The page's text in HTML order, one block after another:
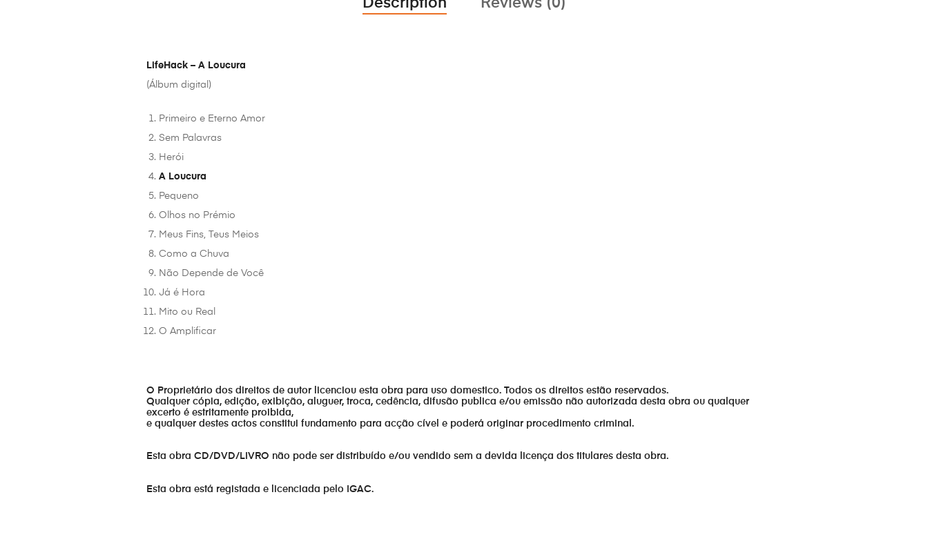
Description Reviews (0)
LifeHack – A Loucura
(Álbum digital)
Primeiro e Eterno Amor
Sem Palavras
Herói
A Loucura
Pequeno
Olhos no Prémio
Meus Fins, Teus Meios
Como a Chuva
Não Depende de Você
Já é Hora
Mito ou Real
O Amplificar
O Proprietário dos direitos de autor licenciou esta obra para uso domestico. Todos os direitos estão reservados.
Qualquer cópia, edição, exibição, aluguer, troca, cedência, difusão publica e/ou emissão não autorizada desta obra ou qualquer
excerto é estritamente proibida,
e qualquer destes actos constitui fundamento para acção cível e poderá originar procedimento criminal.
Esta obra CD/DVD/LIVRO não pode ser distribuído e/ou vendido sem a devida licença dos titulares desta obra.
Esta obra está registada e licenciada pelo IGAC.